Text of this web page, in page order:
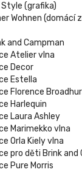
Style (grafika)
Wohnen (domácí
and Campman
Atelier vlna
Decor
Estella
Florence
Harlequin
Laura Ashley
Marimekko vlna
Orla Kiely vlna
pro děti Brink and
Pure Morris